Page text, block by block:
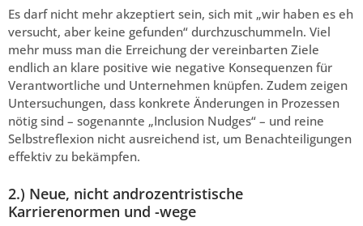
Es darf nicht mehr akzeptiert sein, sich mit „wir haben es eh
versucht, aber keine gefunden“ durchzuschummeln. Viel
mehr muss man die Erreichung der vereinbarten Ziele
endlich an klare positive wie negative Konsequenzen für
Verantwortliche und Unternehmen knüpfen. Zudem zeigen
Untersuchungen, dass konkrete Änderungen in Prozessen
nötig sind – sogenannte „Inclusion Nudges“ – und reine
Selbstreflexion nicht ausreichend ist, um Benachteiligungen
effektiv zu bekämpfen.
2.) Neue, nicht androzentristische
Karrierenormen und -wege